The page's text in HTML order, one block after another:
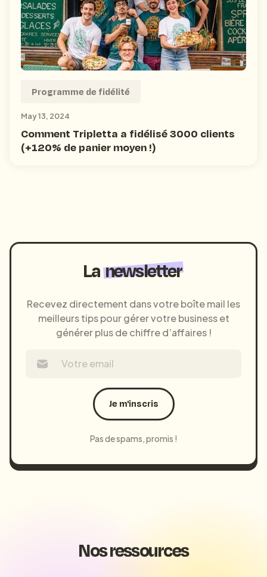
Programme de fidélité
May 13, 2024
Comment Tripletta a fidélisé 3000 clients
(+120% de panier moyen !)
Lanewsletter
Recevez directement dans votre boîte mail les
meilleurs tips pour gérer votre business et
générer plus de chiffre d’affaires !
Je m'inscris
Pas de spams, promis !
Nos ressources